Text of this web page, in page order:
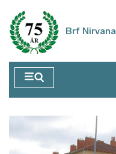
Brf Nirvana